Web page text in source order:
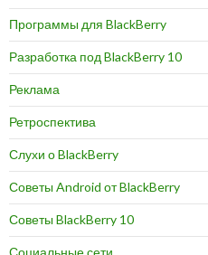
Программы для BlackBerry
Разработка под BlackBerry 10
Реклама
Ретроспектива
Слухи о BlackBerry
Советы Android от BlackBerry
Советы BlackBerry 10
Социальные сети